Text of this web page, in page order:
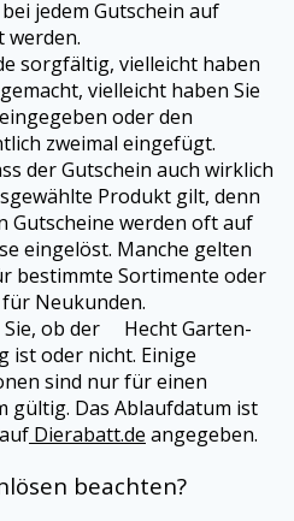
jedem Gutschein auf
werden.
sorgfältig, vielleicht haben
vielleicht haben Sie
oder den
zweimal eingefügt.
der Gutschein auch wirklich
Produkt gilt, denn
Gutscheine werden oft auf
eingelöst. Manche gelten
bestimmte Sortimente oder
Neukunden.
Sie, ob der Hecht Garten-
ist oder nicht. Einige
sind nur für einen
gültig. Das Ablaufdatum ist
Dierabatt.de angegeben.
beachten?